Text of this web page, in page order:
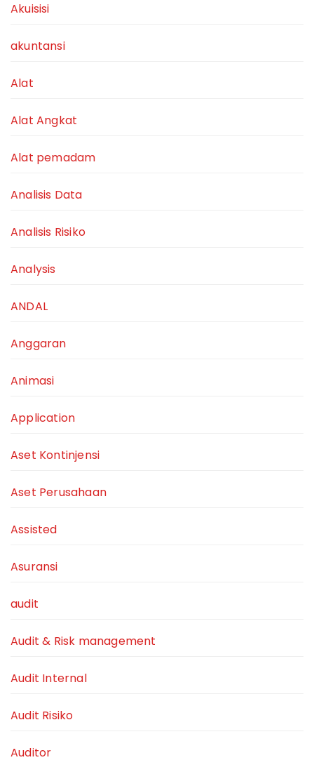
Akuisisi
akuntansi
Alat
Alat Angkat
Alat pemadam
Analisis Data
Analisis Risiko
Analysis
ANDAL
Anggaran
Animasi
Application
Aset Kontinjensi
Aset Perusahaan
Assisted
Asuransi
audit
Audit & Risk management
Audit Internal
Audit Risiko
Auditor